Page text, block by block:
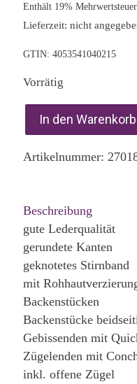
Enthält 19% Mehrwertsteuer
Lieferzeit: nicht
GTIN: 4053541040215
Vorrätig
In den Warenkorb
Artikelnummer:
Beschreibung
gute Lederqualität
gerundete Kanten
geknotetes Stirnband
mit
Backenstücken
Backenstücke
Gebissenden mit
Zügelenden mit
inkl. offene Zügel